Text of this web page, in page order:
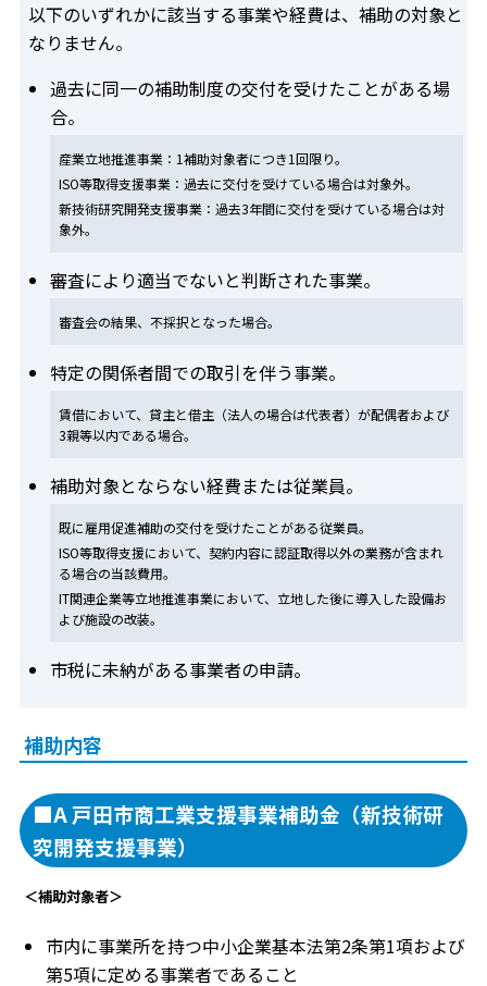
以下のいずれかに該当する事業や経費は、補助の対象と
なりません。
過去に同一の補助制度の交付を受けたことがある場
合。
産業立地推進事業：1補助対象者につき1回限り。
ISO等取得支援事業：過去に交付を受けている場合は対象外。
新技術研究開発支援事業：過去3年間に交付を受けている場合は対
象外。
審査により適当でないと判断された事業。
審査会の結果、不採択となった場合。
特定の関係者間での取引を伴う事業。
賃借において、貸主と借主（法人の場合は代表者）が配偶者および
3親等以内である場合。
補助対象とならない経費または従業員。
既に雇用促進補助の交付を受けたことがある従業員。
ISO等取得支援において、契約内容に認証取得以外の業務が含まれ
る場合の当該費用。
IT関連企業等立地推進事業において、立地した後に導入した設備お
よび施設の改装。
市税に未納がある事業者の申請。
補助内容
■A 戸田市商工業支援事業補助金（新技術研
究開発支援事業）
＜補助対象者＞
市内に事業所を持つ中小企業基本法第2条第1項および
第5項に定める事業者であること